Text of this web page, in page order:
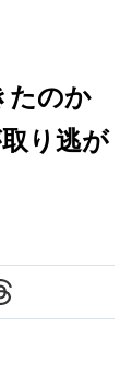
たのか
り逃が